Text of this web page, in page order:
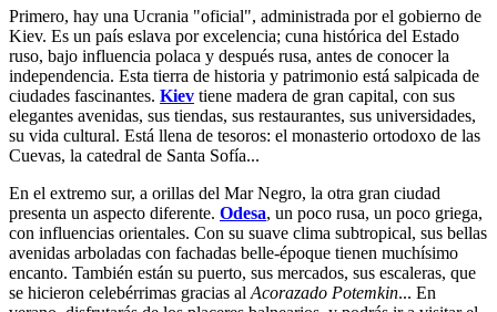
Primero, hay una Ucrania "oficial", administrada por el gobierno de
Kiev. Es un país eslava por excelencia; cuna histórica del Estado
ruso, bajo influencia polaca y después rusa, antes de conocer la
independencia. Esta tierra de historia y patrimonio está salpicada de
ciudades fascinantes. Kiev tiene madera de gran capital, con sus
elegantes avenidas, sus tiendas, sus restaurantes, sus universidades,
su vida cultural. Está llena de tesoros: el monasterio ortodoxo de las
Cuevas, la catedral de Santa Sofía...
En el extremo sur, a orillas del Mar Negro, la otra gran ciudad
presenta un aspecto diferente. Odesa, un poco rusa, un poco griega,
con influencias orientales. Con su suave clima subtropical, sus bellas
avenidas arboladas con fachadas belle-époque tienen muchísimo
encanto. También están su puerto, sus mercados, sus escaleras, que
se hicieron celebérrimas gracias al Acorazado Potemkin... En